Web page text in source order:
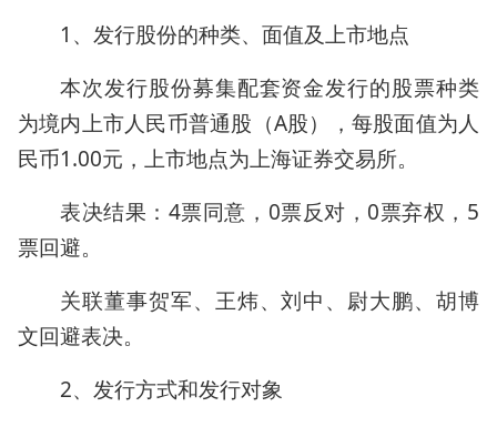
1、发行股份的种类、面值及上市地点
本次发行股份募集配套资金发行的股票种类
为境内上市人民币普通股（A股），每股面值为人
民币1.00元，上市地点为上海证券交易所。
表决结果：4票同意，0票反对，0票弃权，5
票回避。
关联董事贺军、王炜、刘中、尉大鹏、胡博
文回避表决。
2、发行方式和发行对象